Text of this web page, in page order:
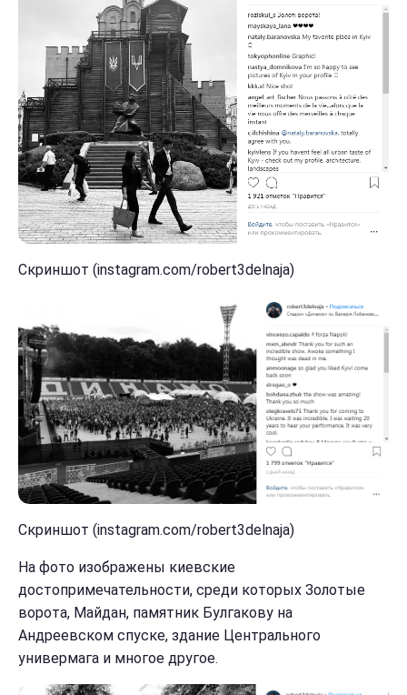
Скриншот (instagram.com/robert3delnaja)
Скриншот (instagram.com/robert3delnaja)
На фото изображены киевские
достопримечательности, среди которых Золотые
ворота, Майдан, памятник Булгакову на
Андреевском спуске, здание Центрального
универмага и многое другое.